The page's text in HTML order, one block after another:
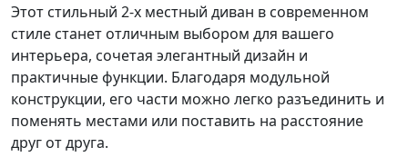
Этот стильный 2-х местный диван в современном
стиле станет отличным выбором для вашего
интерьера, сочетая элегантный дизайн и
практичные функции. Благодаря модульной
конструкции, его части можно легко разъединить и
поменять местами или поставить на расстояние
друг от друга.